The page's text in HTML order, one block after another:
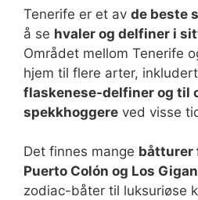
Tenerife er et av de beste
å se hvaler og delfiner i
Området mellom Tenerife
hjem til flere arter, inkludert
flaskenese-delfiner og til
spekkhoggere ved visse
Det finnes mange båtturer
Puerto Colón og Los
zodiac-båter til luksuriøse